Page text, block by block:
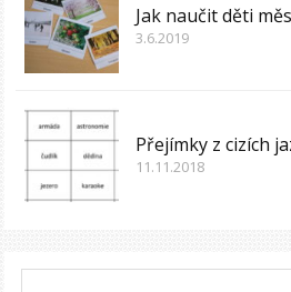
Jak naučit děti
3.6.2019
Přejímky z cizích
11.11.2018